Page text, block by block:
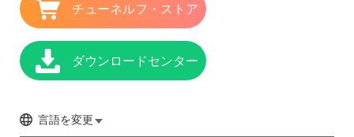
チューネルフ・ストア
ダウンロードセンター
言語を変更